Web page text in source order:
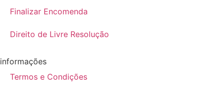
Finalizar Encomenda
Direito de Livre Resolução
informações
Termos e Condições